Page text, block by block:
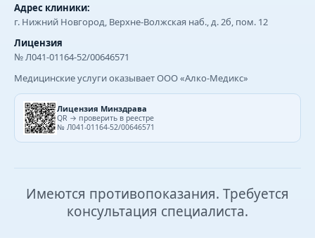
Адрес клиники:
г. Нижний Новгород, Верхне-Волжская наб., д. 2б, пом. 12
Лицензия
№ Л041-01164-52/00646571
Медицинские услуги оказывает ООО «Алко-Медикс»
Лицензия Минздрава
QR → проверить в реестре
№ Л041-01164-52/00646571
Имеются противопоказания. Требуется
консультация специалиста.